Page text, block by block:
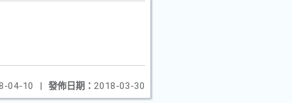
發佈日期： 2018-03-30
04-10 |